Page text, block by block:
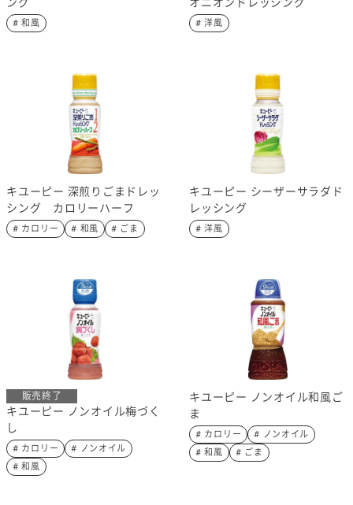
ング
# 和風
オニオンドレッシング
# 洋風
キユーピー 深煎りごまドレッ
シング カロリーハーフ
# カロリー # 和風 # ごま
キユーピー シーザーサラダド
レッシング
# 洋風
販売終了
キユーピー ノンオイル梅づく
し
# カロリー
# ノンオイル
# 和風
キユーピー ノンオイル和風ご
ま
# カロリー
# ノンオイル
# 和風
# ごま